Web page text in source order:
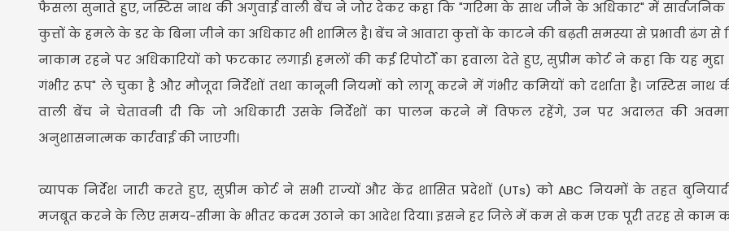
फैसला सुनाते हुए, जस्टिस नाथ की अगुवाई वाली बेंच ने जोर देकर कहा कि "गरिमा के साथ जीने के अधिकार" में सार्वजनिक
कुत्तों के हमले के डर के बिना जीने का अधिकार भी शामिल है। बेंच ने आवारा कुत्तों के काटने की बढ़ती समस्या से प्रभावी ढंग
नाकाम रहने पर अधिकारियों को फटकार लगाई। हमलों की कई रिपोर्टों का हवाला देते हुए, सुप्रीम कोर्ट ने कहा कि यह
गंभीर रूप" ले चुका है और मौजूदा निर्देशों तथा कानूनी नियमों को लागू करने में गंभीर कमियों को दर्शाता है। जस्टिस नाथ
वाली बेंच ने चेतावनी दी कि जो अधिकारी उसके निर्देशों का पालन करने में विफल रहेंगे, उन पर अदालत की
अनुशासनात्मक कार्रवाई की जाएगी।
व्यापक निर्देश जारी करते हुए, सुप्रीम कोर्ट ने सभी राज्यों और केंद्र शासित प्रदेशों (UTs) को ABC नियमों के तहत
मजबूत करने के लिए समय-सीमा के भीतर कदम उठाने का आदेश दिया। इसने हर जिले में कम से कम एक पूरी तरह से काम